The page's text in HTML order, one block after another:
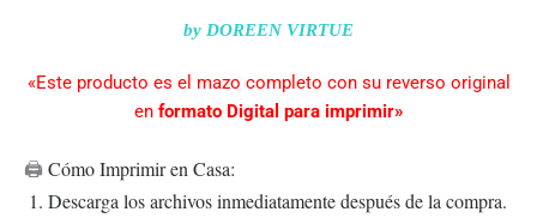
by DOREEN VIRTUE
«Este producto es el mazo completo con su reverso original
enformato Digital para imprimir»
🖨️ Cómo Imprimir en Casa:
Descarga los archivos inmediatamente después de la compra.